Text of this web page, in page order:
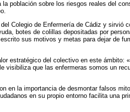
población sobre los riesgos reales del
Colegio de Enfermería de Cádiz y sirvió
botes de colillas depositadas por
sus motivos y metas para dejar de
estratégico del colectivo en este ámbito:
visibiliza que las enfermeras somos un
en la importancia de desmontar falsos
en su propio entorno facilita una